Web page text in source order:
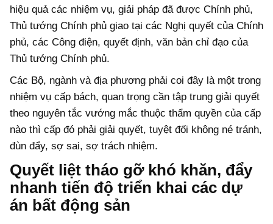
hiệu quả các nhiệm vụ, giải pháp đã được Chính phủ,
Thủ tướng Chính phủ giao tại các Nghị quyết của Chính
phủ, các Công điện, quyết định, văn bản chỉ đạo của
Thủ tướng Chính phủ.
Các Bộ, ngành và địa phương phải coi đây là một trong
nhiệm vụ cấp bách, quan trọng cần tập trung giải quyết
theo nguyên tắc vướng mắc thuộc thẩm quyền của cấp
nào thì cấp đó phải giải quyết, tuyệt đối không né tránh,
đùn đẩy, sợ sai, sợ trách nhiệm.
Quyết liệt tháo gỡ khó khăn, đẩy
nhanh tiến độ triển khai các dự
án bất động sản